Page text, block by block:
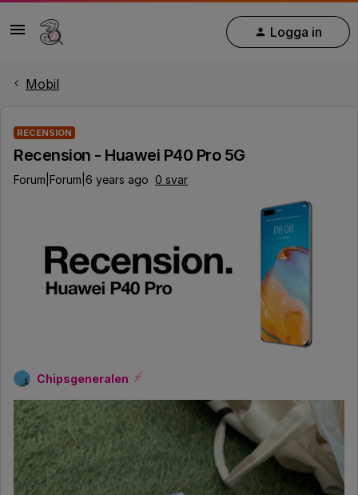
Logga in
Mobil
RECENSION
Recension - Huawei P40 Pro 5G
Forum|Forum|6 years ago 0 svar
Chipsgeneralen